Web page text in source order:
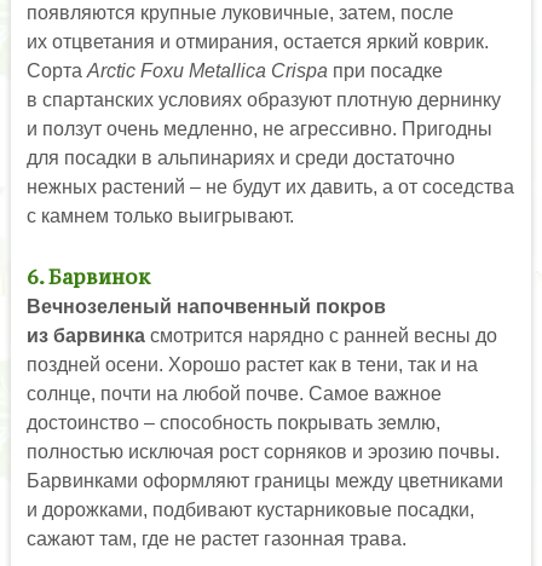
появляются крупные луковичные, затем, после
их отцветания и отмирания, остается яркий коврик.
СортаArctic Foxи Metallica Crispaпри посадке
в спартанских условиях образуют плотную дернинку
и ползут очень медленно, не агрессивно. Пригодны
для посадки в альпинариях и среди достаточно
нежных растений – не будут их давить, а от соседства
с камнем только выигрывают.
6. Барвинок
Вечнозеленый напочвенный покров
из барвинка смотрится нарядно с ранней весны до
поздней осени. Хорошо растет как в тени, так и на
солнце, почти на любой почве. Самое важное
достоинство – способность покрывать землю,
полностью исключая рост сорняков и эрозию почвы.
Барвинками оформляют границы между цветниками
и дорожками, подбивают кустарниковые посадки,
сажают там, где не растет газонная трава.